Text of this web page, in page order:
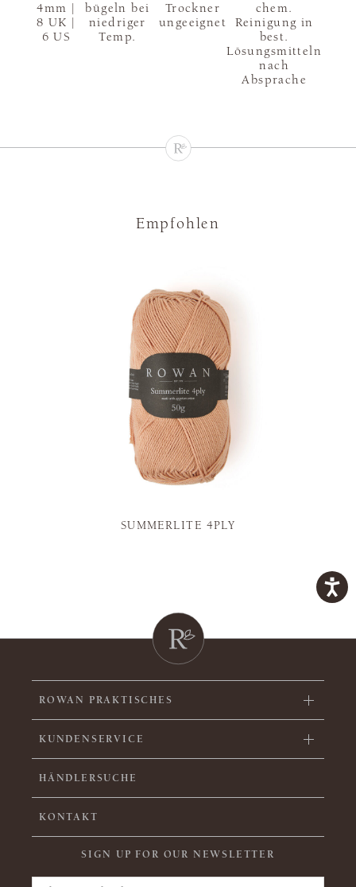
4mm |
8 UK |
6 US
bügeln bei
niedriger
Temp.
Trockner
ungeeignet
chem.
Reinigung in
best.
Lösungsmitteln
nach
Absprache
Empfohlen
SUMMERLITE 4PLY
ROWAN PRAKTISCHES
KUNDENSERVICE
HÄNDLERSUCHE
KONTAKT
SIGN UP FOR OUR NEWSLETTER